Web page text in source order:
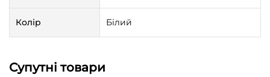
Колір Білий
Супутні товари